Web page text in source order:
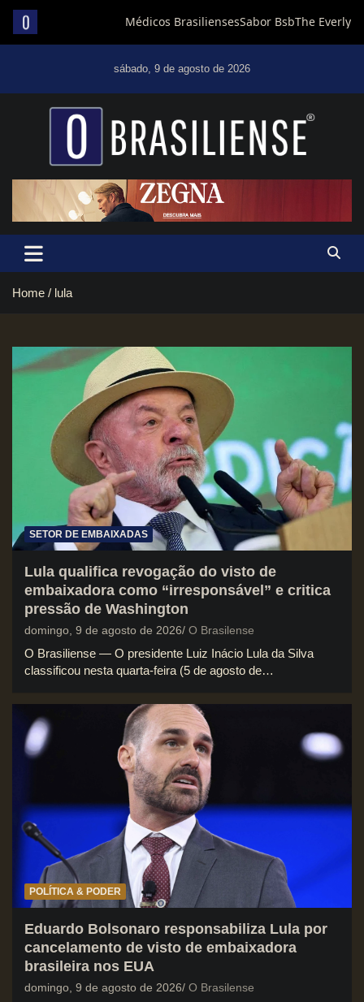
sábado, 9 de agosto de 2026
Um diário de notícias que trabalha por Brasília
Home lula
SETOR DE EMBAIXADAS
Lula qualifica revogação do visto de
embaixadora como “irresponsável” e critica
pressão de Washington
domingo, 9 de agosto de 2026 O Brasilense
O Brasiliense — O presidente Luiz Inácio Lula da Silva
classificou nesta quarta-feira (5 de agosto de…
POLÍTICA & PODER
Eduardo Bolsonaro responsabiliza Lula por
cancelamento de visto de embaixadora
brasileira nos EUA
domingo, 9 de agosto de 2026 O Brasilense